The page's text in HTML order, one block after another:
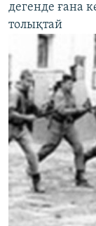
дегенде ғана
толықтай